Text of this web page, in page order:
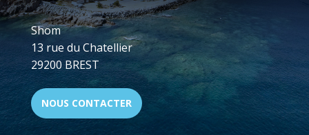
Shom
13 rue du Chatellier
29200 BREST
NOUS CONTACTER